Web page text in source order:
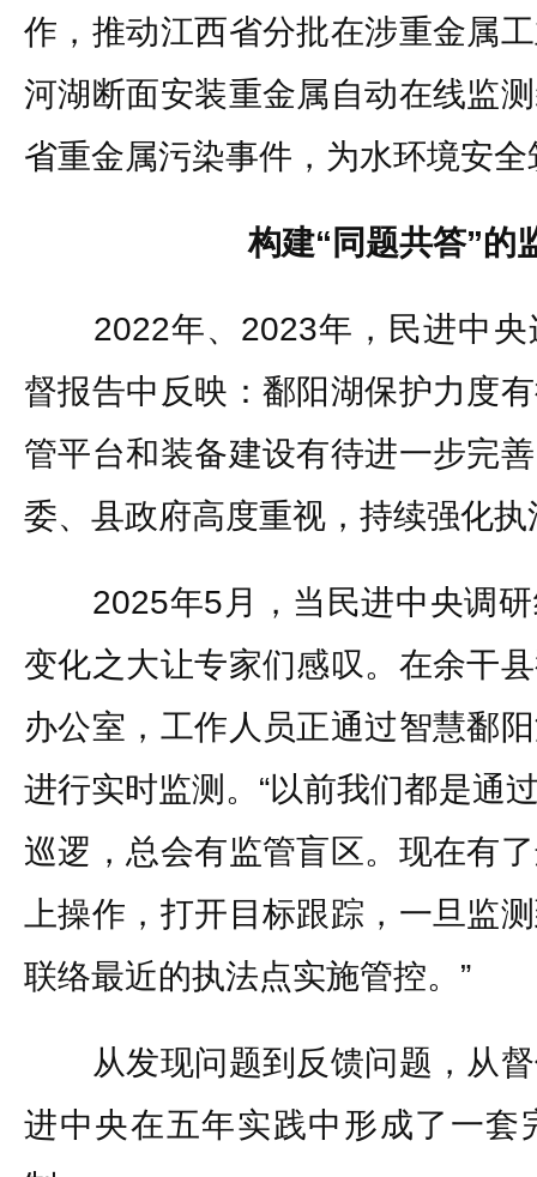
作，推动江西省分批在涉重金属
河湖断面安装重金属自动在线监
省重金属污染事件，为水环境安
构建“同题共答”的
2022年、2023年，民进中央
督报告中反映：鄱阳湖保护力度
管平台和装备建设有待进一步完
委、县政府高度重视，持续强化
2025年5月，当民进中央调研
变化之大让专家们感叹。在余干
办公室，工作人员正通过智慧鄱
进行实时监测。“以前我们都是通
巡逻，总会有监管盲区。现在有
上操作，打开目标跟踪，一旦监
联络最近的执法点实施管控。”
从发现问题到反馈问题，从督
进中央在五年实践中形成了一套